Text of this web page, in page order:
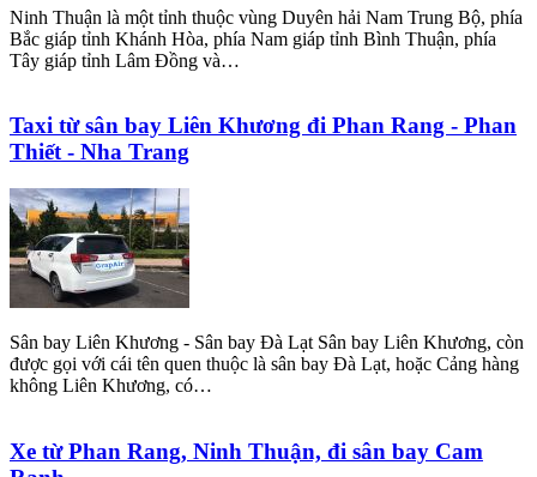
Ninh Thuận là một tỉnh thuộc vùng Duyên hải Nam Trung Bộ, phía
Bắc giáp tỉnh Khánh Hòa, phía Nam giáp tỉnh Bình Thuận, phía
Tây giáp tỉnh Lâm Đồng và…
Taxi từ sân bay Liên Khương đi Phan Rang - Phan
Thiết - Nha Trang
Sân bay Liên Khương - Sân bay Đà Lạt Sân bay Liên Khương, còn
được gọi với cái tên quen thuộc là sân bay Đà Lạt, hoặc Cảng hàng
không Liên Khương, có…
Xe từ Phan Rang, Ninh Thuận, đi sân bay Cam